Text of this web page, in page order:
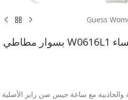
Guess
ساعة جيس صن رايز للنساء W0616L1 بسوار مطاطي
والجاذبية مع ساعة جيس صن رايز الأصلية